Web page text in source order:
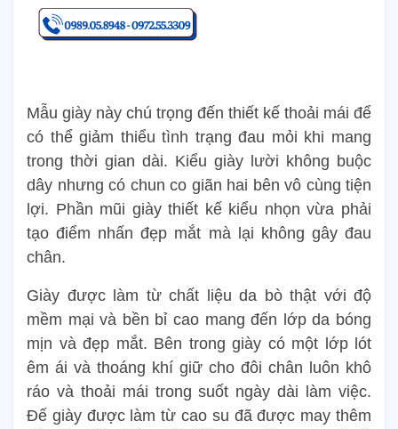
Mẫu giày này chú trọng đến thiết kế thoải mái để
có thể giảm thiểu tình trạng đau mỏi khi mang
trong thời gian dài. Kiểu giày lười không buộc
dây nhưng có chun co giãn hai bên vô cùng tiện
lợi. Phần mũi giày thiết kế kiểu nhọn vừa phải
tạo điểm nhấn đẹp mắt mà lại không gây đau
chân.
Giày được làm từ chất liệu da bò thật với độ
mềm mại và bền bỉ cao mang đến lớp da bóng
mịn và đẹp mắt. Bên trong giày có một lớp lót
êm ái và thoáng khí giữ cho đôi chân luôn khô
ráo và thoải mái trong suốt ngày dài làm việc.
Đế giày được làm từ cao su đã được may thêm